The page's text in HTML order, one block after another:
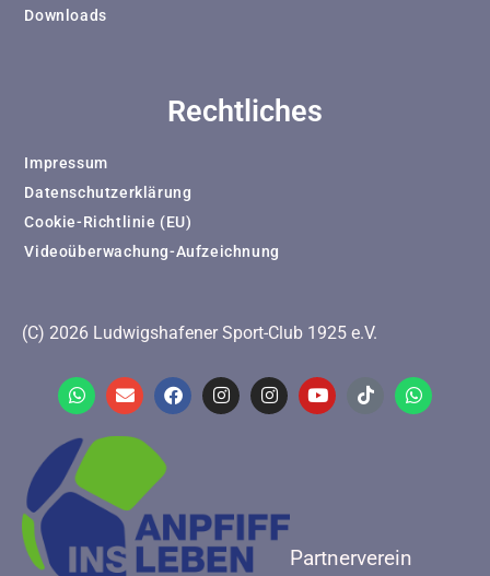
Downloads
Rechtliches
Impressum
Datenschutzerklärung
Cookie-Richtlinie (EU)
Videoüberwachung-Aufzeichnung
(C) 2026 Ludwigshafener Sport-Club 1925 e.V.
Partnerverein